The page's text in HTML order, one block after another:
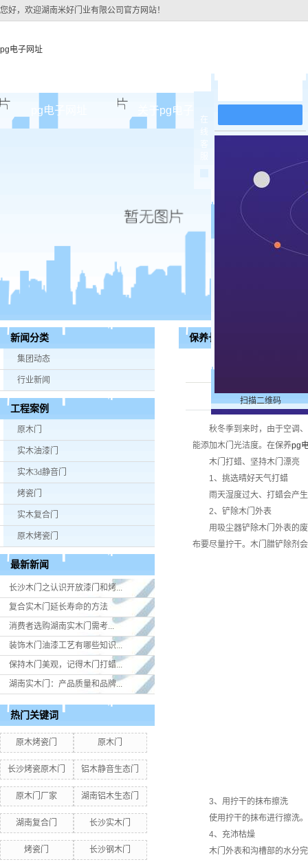
您好，欢迎湖南米好门业有限公司官方网站！
pg电子网址
pg电子网址 关于pg电子网址
公司团队
实木油
实木3d
烤瓷
实木复
新闻分类
集团动态
行业新闻
工程案例
原木门
实木油漆门
实木3d静音门
烤瓷门
实木复合门
原木烤瓷门
最新新闻
长沙木门之认识开放漆门和烤...
复合实木门延长寿命的方法
消费者选购湖南实木门​需考...
装饰木门油漆工艺有哪些知识...
保持木门美观，记得木门打蜡...
湖南实木门：产品质量和品牌...
热门关键词
原木烤瓷门 原木门
长沙烤瓷原木门 铝木静音生态门
原木门厂家 湖南铝木生态门
湖南复合门 长沙实木门
烤瓷门 长沙钢木门
保养长沙木门打蜡是要注意
秋冬季到来时，由于空调、
能添加木门光洁度。在保养pg
木门打蜡、坚持木门漂亮
1、挑选晴好天气打蜡
雨天湿度过大、打蜡会产生
2、铲除木门外表
用吸尘器铲除木门外表的废
布要尽量拧干。木门腊铲除剂
3、用拧干的抹布擦洗
使用拧干的抹布进行擦洗。
4、充沛枯燥
木门外表和沟槽部的水分完
在
扫描二维码